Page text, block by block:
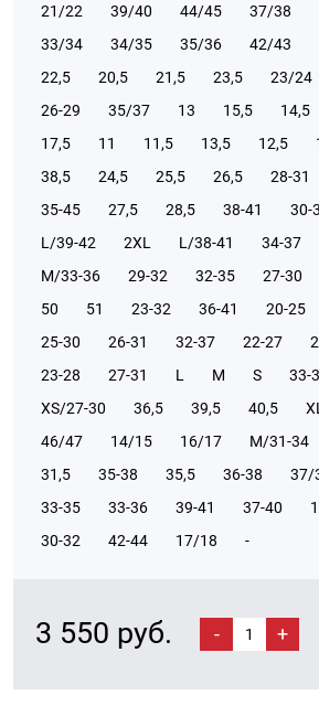
21/22
39/40 44/45 37/38
33/34
34/35 35/36 42/43
22,5
20,5 21,5 23,5 23/24
26-29
35/37 13 15,5 14,5
17,5
11 11,5 13,5 12,5
38,5
24,5 25,5 26,5 28-31
35-45
27,5 28,5 38-41
30-
L/39-42
2XL L/38-41 34-37
М/33-36
29-32 32-35 27-30
50
51 23-32 36-41 20-25
25-30
26-31 32-37 22-27
23-28
27-31 L M S
33-
XS/27-30
36,5 39,5 40,5
46/47
14/15 16/17 М/31-34
31,5
35-38 35,5 36-38
37/
33-35
33-36 39-41 37-40
30-32
42-44 17/18 -
3 550 руб. - +